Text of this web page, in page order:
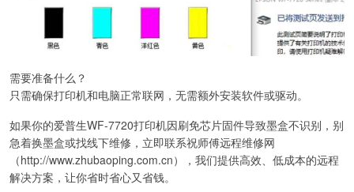
需要准备什么？
只需确保打印机和电脑正常联网，无需额外安装软件或驱动。
如果你的爱普生WF-7720打印机因刷免芯片固件导致墨盒不识别，别
急着换墨盒或找线下维修，立即联系祝师傅远程维修网
（http://www.zhubaoping.com.cn），我们提供高效、低成本的远程
解决方案，让你省时省心又省钱。